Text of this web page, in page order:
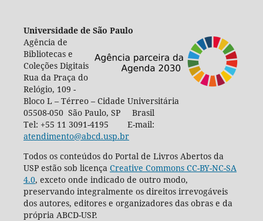
Universidade de São Paulo
Agência de
Bibliotecas e
Coleções Digitais
Rua da Praça do
Relógio, 109 -
Bloco L – Térreo – Cidade Universitária
05508-050 São Paulo, SP Brasil
Tel: +55 11 3091-4195 E-mail:
atendimento@abcd.usp.br
Todos os conteúdos do Portal de Livros Abertos da
USP estão sob licença Creative Commons CC-BY-NC-SA
4.0, exceto onde indicado de outro modo,
preservando integralmente os direitos irrevogáveis
dos autores, editores e organizadores das obras e da
própria ABCD-USP.